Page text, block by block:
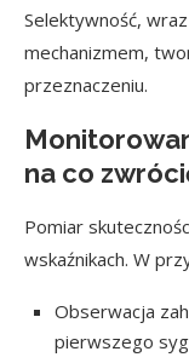
Selektywność,
mechanizmem,
przeznaczeniu.
na co
Pomiar
wskaźnikach. W
Obserwacja
pierwszego